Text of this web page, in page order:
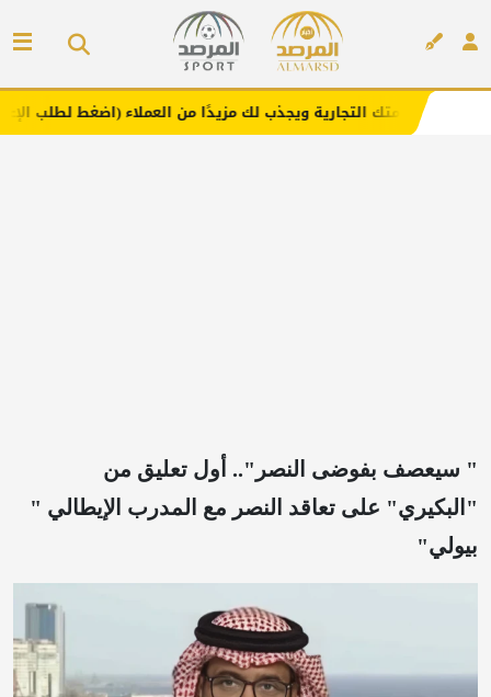
ويجذب لك مزيدًا من العملاء (اضغط لطلب الإعلان)
" سيعصف بفوضى النصر".. أول تعليق من
"البكيري" على تعاقد النصر مع المدرب الإيطالي "
بيولي"